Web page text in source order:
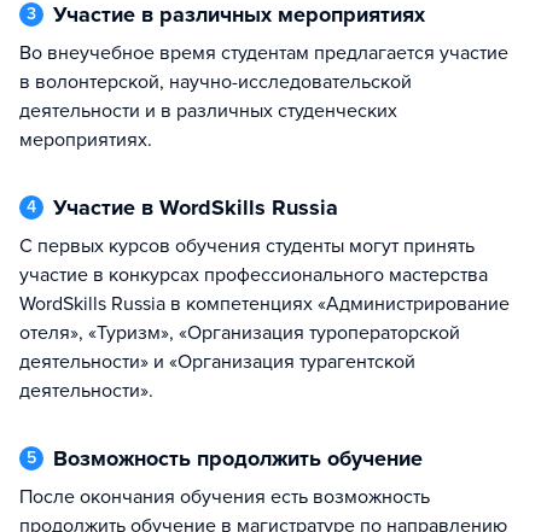
3 Участие в различных мероприятиях
Во внеучебное время студентам предлагается участие
в волонтерской, научно-исследовательской
деятельности и в различных студенческих
мероприятиях.
4 Участие в WordSkills Russia
С первых курсов обучения студенты могут принять
участие в конкурсах профессионального мастерства
WordSkills Russia в компетенциях «Администрирование
отеля», «Туризм», «Организация туроператорской
деятельности» и «Организация турагентской
деятельности».
5 Возможность продолжить обучение
После окончания обучения есть возможность
продолжить обучение в магистратуре по направлению